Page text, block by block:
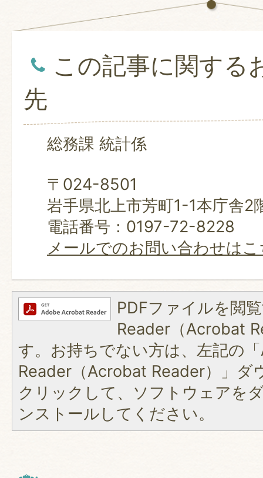
この記事に関する
先
総務課 統計係
〒024-8501
岩手県北上市芳町1-1本庁舎2
電話番号：0197-72-8228
メールでのお問い合わせは
PDFファイルを閲
Reader（Acrobat
す。お持ちでない方は、左記の
Reader（Acrobat Reader）」ダ
クリックして、ソフトウェアを
ンストールしてください。